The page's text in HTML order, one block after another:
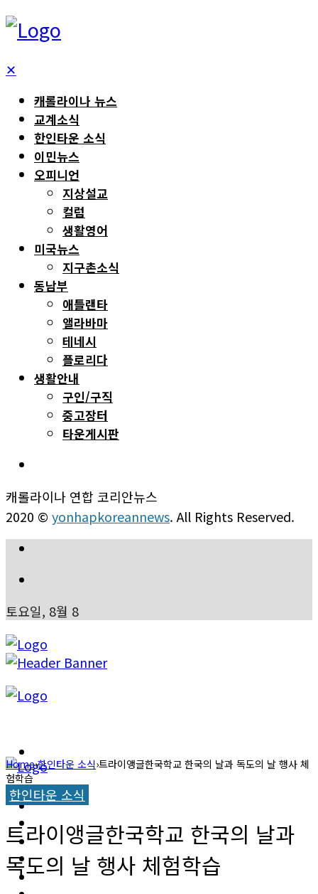
✕
캐롤라이나 뉴스
교계소식
한인타운 소식
이민뉴스
오피니언
지상설교
컬럼
생활영어
미국뉴스
지구촌소식
동남부
애틀랜타
앨라바마
테네시
플로리다
생활안내
구인/구직
중고장터
타운게시판
캐롤라이나 연합 코리안뉴스
2020 © yonhapkoreannews. All Rights Reserved.
토요일, 8월 8
교계소식
한인타운 소식
이민뉴스
캐롤라이나 뉴스
교계소식
한인타운 소식
Home›한인타운 소식›트라이앵글한국학교 한국의 날과 독도의 날 행사 체
험학습
한인타운 소식
트라이앵글한국학교 한국의 날과
독도의 날 행사 체험학습